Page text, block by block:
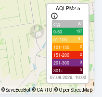
AQI PM2.5
с/д 97
0-50 157
51-100 91
101-150 2
151-200 2
201-300 0
301+ 0
07.08.2026, 10:00
© SaveEcoBot © CARTO © OpenStreetMap